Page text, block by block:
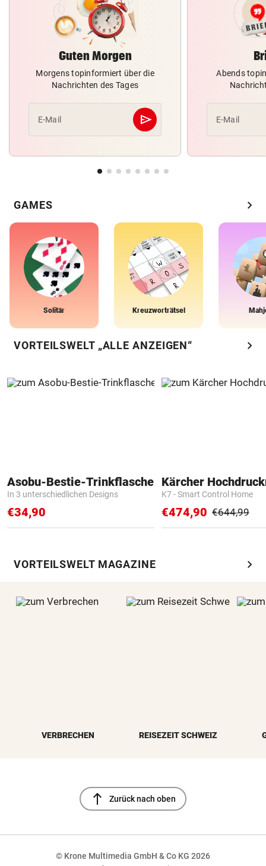
Guten Morgen
Morgens topinformiert über die
Nachrichten des Tages
E-Mail send
Abschicken
Abends
E-Mail
GAMES chevron_right
Solitär Kreuzworträtsel
VORTEILSWELT „ALLE ANZEIGEN“ chevron_right
Asobu-Bestie-Trinkflasche
In 3 unterschiedlichen Designs
€34,90
Kärcher
K7 - Smart Control Home
€474,90 €644,99
VORTEILSWELT MAGAZINE chevron_right
VERBRECHEN REISEZEIT SCHWEIZ
north Zurück nach oben
© Krone Multimedia GmbH & Co KG 2026